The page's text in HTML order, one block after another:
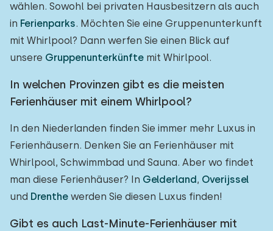
wählen. Sowohl bei privaten Hausbesitzern als auch
in Ferienparks. Möchten Sie eine Gruppenunterkunft
mit Whirlpool? Dann werfen Sie einen Blick auf
unsere Gruppenunterkünfte mit Whirlpool.
In welchen Provinzen gibt es die meisten
Ferienhäuser mit einem Whirlpool?
In den Niederlanden finden Sie immer mehr Luxus in
Ferienhäusern. Denken Sie an Ferienhäuser mit
Whirlpool, Schwimmbad und Sauna. Aber wo findet
man diese Ferienhäuser? In Gelderland, Overijssel
und Drenthe werden Sie diesen Luxus finden!
Gibt es auch Last-Minute-Ferienhäuser mit